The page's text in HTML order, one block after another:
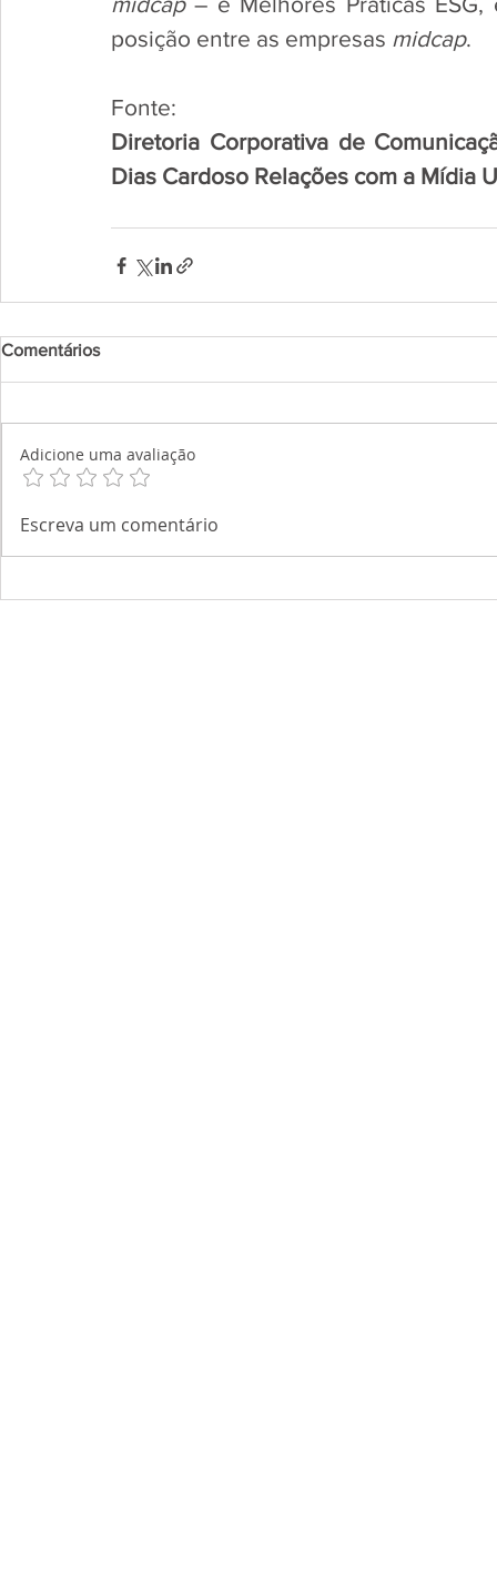
posição entre as empresas midcap.
Fonte:
Diretoria Corporativa de
Dias Cardoso Relações com a Mídia
Comentários
Adicione uma avaliação
Escreva um comentário